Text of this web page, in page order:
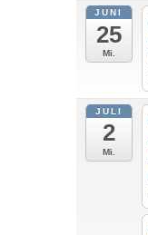
JUNI
25
Mi.
JULI
2
Mi.